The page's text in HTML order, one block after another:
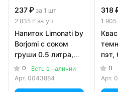
237 ₽ за 1 шт
2 835 ₽ за уп
Напиток Limonati by
Borjomi с соком
груши 0.5 литра,
газ, стекло, 12 шт.
в уп.
0
Есть в наличии
Арт. 0043884
318
1 905
пэт,
0
Арт.